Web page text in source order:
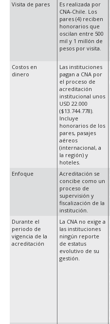
Visita de pares
Es realizada por
CNA-Chile. Los
pares (4) reciben
honorarios que
oscilan entre 500
mil y 1 millón de
pesos por visita.
Costos en
dinero
Las instituciones
pagan a CNA por
el proceso de
acreditación
institucional unos
USD 22.000
($13.744.778).
Incluye
honorarios de los
pares, pasajes
aéreos
(internacional, a
la región) y
hoteles.
Enfoque
Acreditación se
concibe como un
proceso de
supervisión y
fiscalización de la
institución.
Durante el
periodo de
vigencia de la
acreditación
La CNA no exige a
las instituciones
ningún reporte
de estatus
evolutivo de su
gestión.